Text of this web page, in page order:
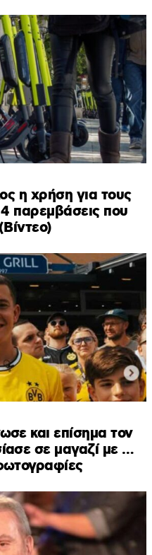
η χρήση για τους
παρεμβάσεις που
και επίσημα τον
σε μαγαζί με …